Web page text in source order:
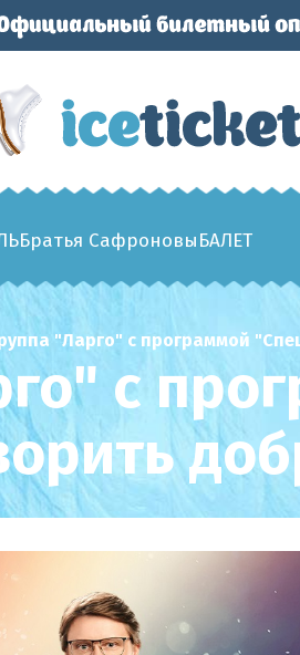
Братья СафроновыБАЛЕТ
"Ларго" с программой
с